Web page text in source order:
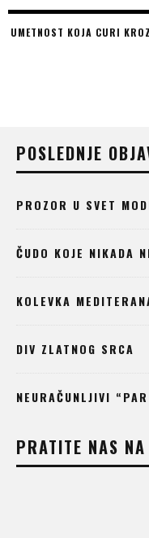
UMETNOST KOJA CURI
POSLEDNJE
PROZOR U SVET
ČUDO KOJE NIKADA
KOLEVKA
DIV ZLATNOG SRCA
NEURAČUNLJIVI
PRATITE NAS NA